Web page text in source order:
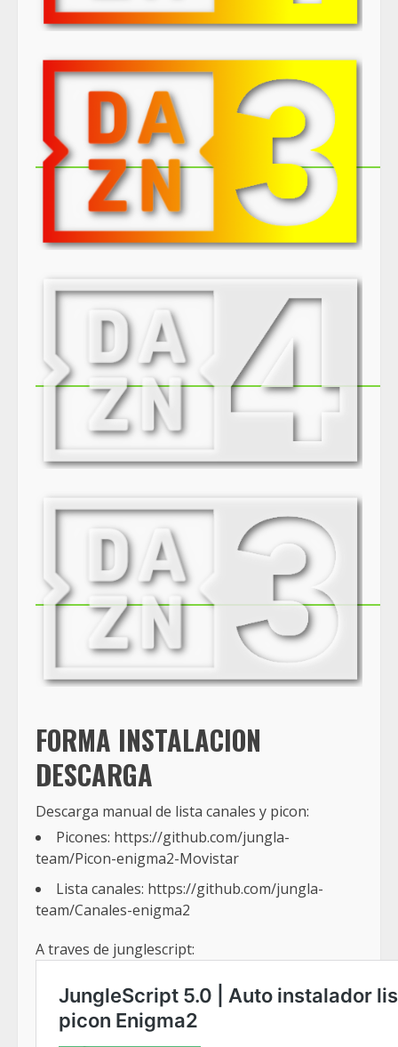
FORMA INSTALACION
DESCARGA
Descarga manual de lista canales y picon:
Picones: https://github.com/jungla-
team/Picon-enigma2-Movistar
Lista canales: https://github.com/jungla-
team/Canales-enigma2
A traves de junglescript: